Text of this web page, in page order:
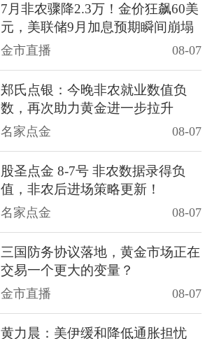
7月非农骤降2.3万！金价狂飙60美
元，美联储9月加息预期瞬间崩塌
金市直播 08-07
郑氏点银：今晚非农就业数值负
数，再次助力黄金进一步拉升
名家点金 08-07
股圣点金 8-7号 非农数据录得负
值，非农后进场策略更新！
名家点金 08-07
三国防务协议落地，黄金市场正在
交易一个更大的变量？
金市直播 08-07
黄力晨：美伊缓和降低通胀担忧